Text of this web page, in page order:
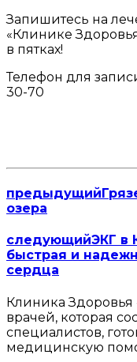
Запишитесь на
«Клинике
в пятках!
Телефон для
30-70
предыдущий
озера
следующийЭКГ в
быстрая и
сердца
Клиника Здоровья
врачей, которая
специалистов,
медицинскую